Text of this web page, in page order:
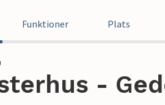
Funktioner Plats
-